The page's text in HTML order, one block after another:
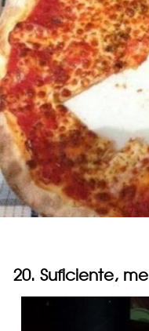
20. Suficiente,